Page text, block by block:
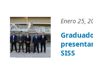
Enero 25,
SISS